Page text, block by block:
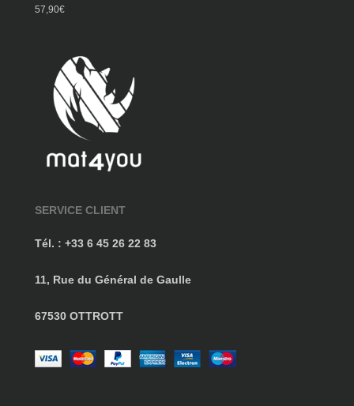
Note
sur 5
57,90€
SERVICE CLIENT
Tél. : +33 6 45 26 22 83
11, Rue du Général de Gaulle
67530 OTTROTT